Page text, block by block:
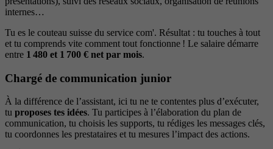
internes…
Tu es le couteau suisse du service com'. Résultat : tu touches à tout
et tu comprends vite comment tout fonctionne ! Le salaire démarre
entre 1 480 et 1 700 € net par mois.
Chargé de communication junior
À la différence de l’assistant, ici tu ne te contentes plus d’exécuter,
tu proposes tes idées. Tu participes à l’élaboration du plan de
communication, tu choisis les supports, tu rédiges les messages clés,
tu coordonnes les prestataires et tu mesures l’impact des actions.